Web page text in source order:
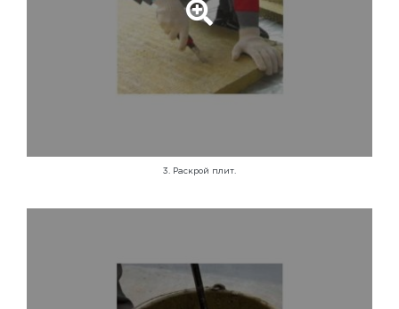
3. Раскрой плит.